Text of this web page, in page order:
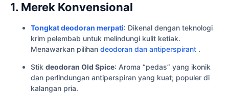
1. Merek Konvensional
Tongkat deodoran merpati: Dikenal dengan teknologi
krim pelembab untuk melindungi kulit ketiak.
Menawarkan pilihan deodoran dan antiperspirant .
Stik deodoran Old Spice: Aroma “pedas” yang ikonik
dan perlindungan antiperspiran yang kuat; populer di
kalangan pria.